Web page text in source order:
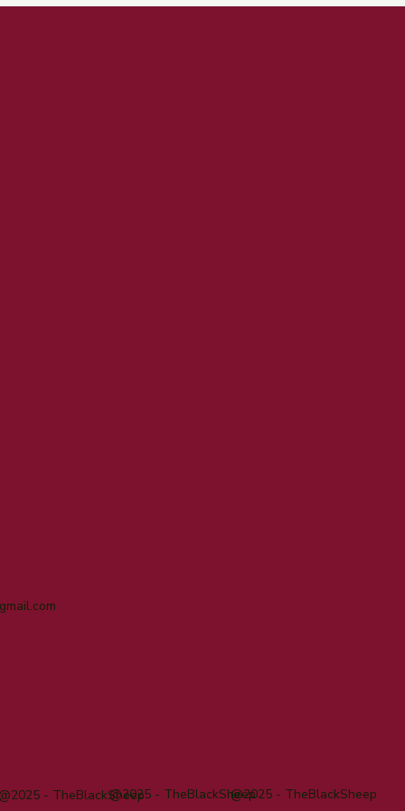
@2025 - TheBlackSheep@2025 - TheBlackSheep@2025 - TheBlackSheep